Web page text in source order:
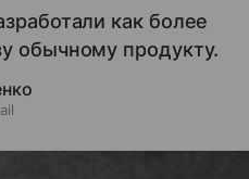
как более
обычному продукту.